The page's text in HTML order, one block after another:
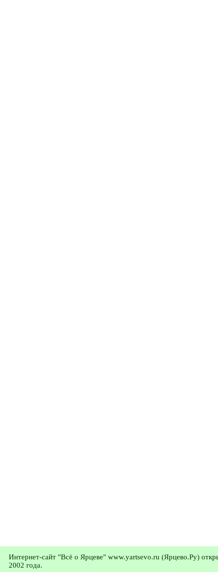
Интернет-сайт "Всё о Ярцеве" www.yartsevo.ru (Ярцево.Ру)
2002 года.